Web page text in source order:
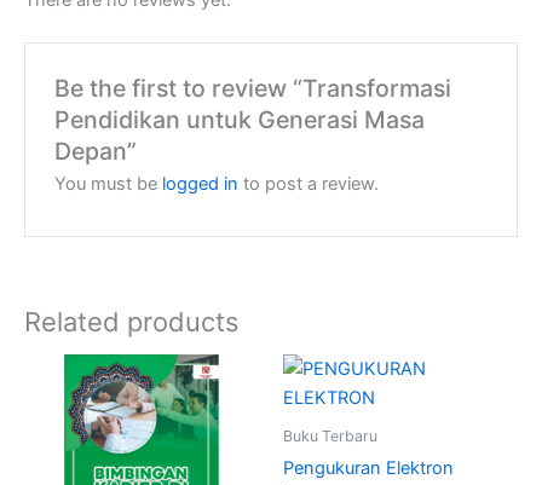
Be the first to review “Transformasi
Pendidikan untuk Generasi Masa
Depan”
You must be logged in to post a review.
Related products
Buku Terbaru
Pengukuran Elektron